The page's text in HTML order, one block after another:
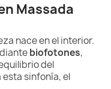
Massada
nace en el interior.
biofotones,
del
sinfonía, el